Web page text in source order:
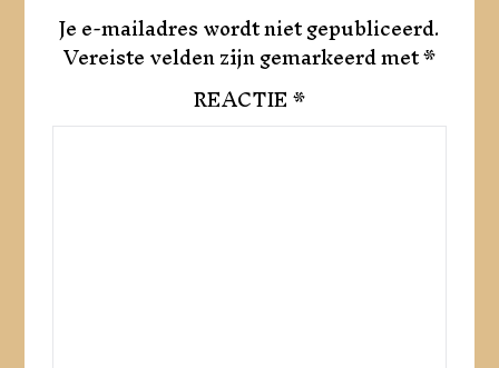
Je e-mailadres wordt niet gepubliceerd.
Vereiste velden zijn gemarkeerd met*
REACTIE*